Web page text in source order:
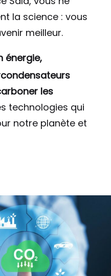
la science : vous
meilleur.
énergie,
les
technologies qui
notre planète et